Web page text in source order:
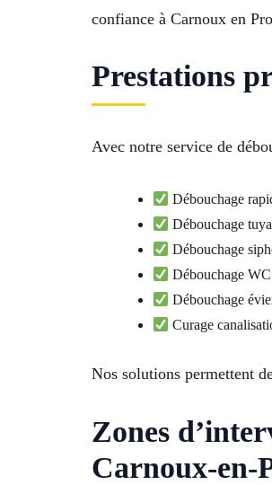
confiance à Carnoux en
Prestations
Avec notre service de
Débouchage
Débouchage
Débouchage
Débouchage WC
Débouchage
Curage
Nos solutions permettent
Zones
Carnoux-en-